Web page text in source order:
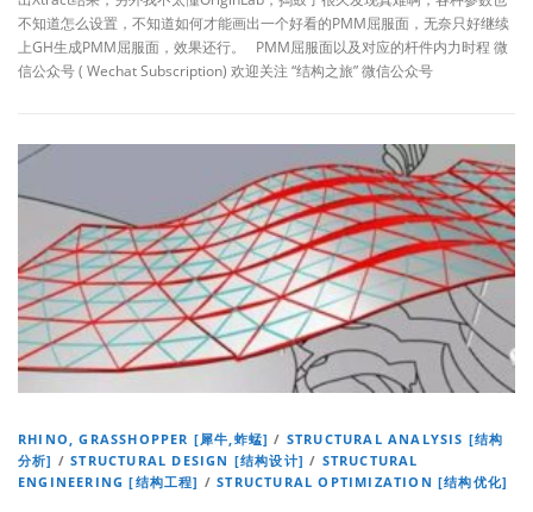
不知道怎么设置，不知道如何才能画出一个好看的PMM屈服面，无奈只好继续
上GH生成PMM屈服面，效果还行。 PMM屈服面以及对应的杆件内力时程 微
信公众号 ( Wechat Subscription) 欢迎关注 “结构之旅” 微信公众号
RHINO, GRASSHOPPER [犀牛,蚱蜢] / STRUCTURAL ANALYSIS [结构
分析] /STRUCTURAL DESIGN [结构设计] / STRUCTURAL
ENGINEERING [结构工程] /STRUCTURAL OPTIMIZATION [结构优化]